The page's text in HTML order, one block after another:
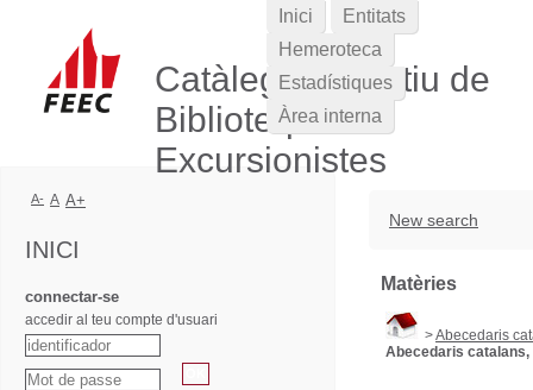
Catàleg Col·lectiu de
Biblioteques
Excursionistes
New search
Matèries
>Abecedaris
Abecedaris
Inici
Entitats
Hemeroteca
Estadístiques
Àrea interna
A- A A+
INICI
connectar-se
accedir al teu compte d'usuari